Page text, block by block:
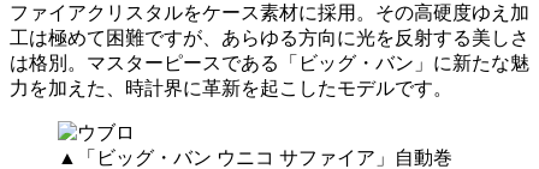
ファイアクリスタルをケース素材に採用。その高硬度ゆえ加
工は極めて困難ですが、あらゆる方向に光を反射する美しさ
は格別。マスターピースである「ビッグ・バン」に新たな魅
力を加えた、時計界に革新を起こしたモデルです。
▲「ビッグ・バン ウニコ サファイア」自動巻